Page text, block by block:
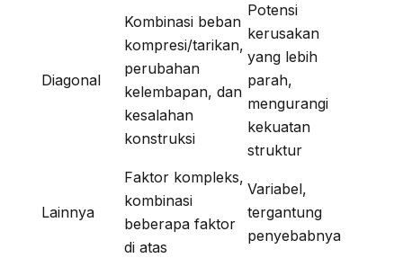
Diagonal
Kombinasi beban
kompresi/tarikan,
perubahan
kelembapan, dan
kesalahan
konstruksi
Potensi
kerusakan
yang lebih
parah,
mengurangi
kekuatan
struktur
Lainnya
Faktor kompleks,
kombinasi
beberapa faktor
di atas
Variabel,
tergantung
penyebabnya